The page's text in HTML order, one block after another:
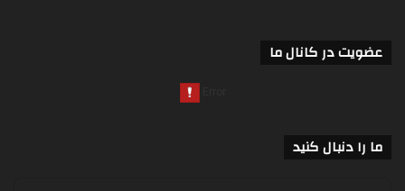
عضویت در کانال ما
ما را دنبال کنید